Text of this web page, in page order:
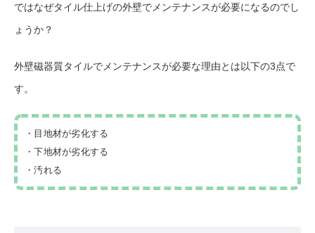
ではなぜタイル仕上げの外壁でメンテナンスが必要になるのでし
ょうか？
外壁磁器質タイルでメンテナンスが必要な理由とは以下の3点で
す。
・目地材が劣化する
・下地材が劣化する
・汚れる